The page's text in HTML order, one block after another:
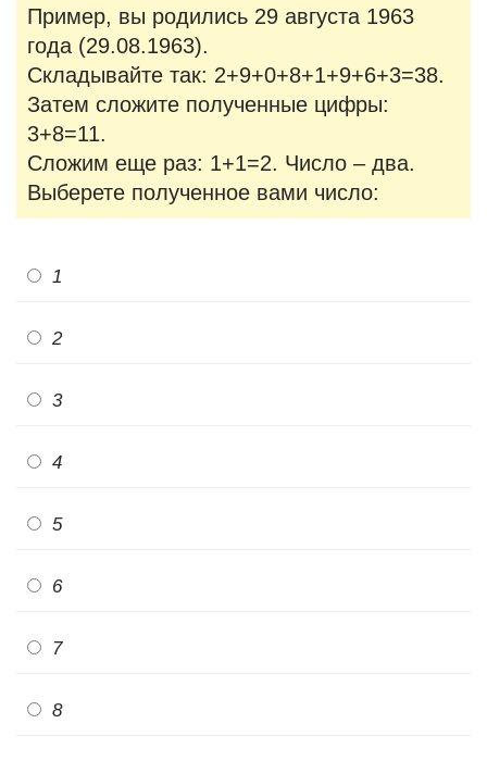
Пример, вы родились 29 августа 1963
года (29.08.1963).
Складывайте так: 2+9+0+8+1+9+6+3=38.
Затем сложите полученные цифры:
3+8=11.
Сложим еще раз: 1+1=2. Число – два.
Выберете полученное вами число:
1
2
3
4
5
6
7
8